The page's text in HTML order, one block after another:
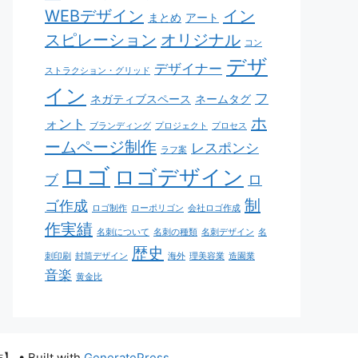
WEBデザイン まとめ アート イン
スピレーション オリジナル コン
ストラクション・グリッド デザイナー デザ
イン ネガティブスペース ネームタグ フ
ォント
ブランディング プロジェクト プロセス ホ
ームページ制作 ラフ案
レスポンシ
ブ ロゴ ロゴデザイン ロ
ゴ作成 ロゴ制作 ローポリゴン 会社ロゴ作成 制
作実績 名刺について 名刺の種類 名刺デザイン 名
刺印刷 封筒デザイン 歴史 海外 理美容業 造園業
音楽 黄金比